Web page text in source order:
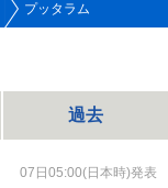
プッタラム
過去
07日05:00(日本時)発表